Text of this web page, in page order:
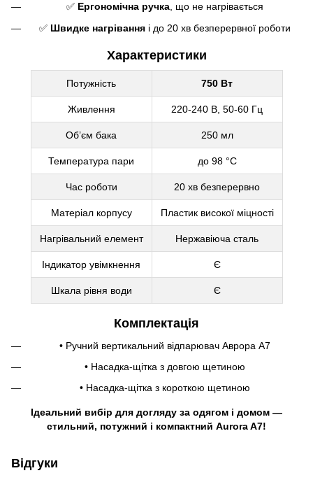
✅ Ергономічна ручка , що не нагрівається
✅ Швидке нагрівання і до 20 хв безперервної роботи
Характеристики
Потужність 750 Вт
Живлення 220-240 В, 50-60 Гц
Об’єм бака 250 мл
Температура пари до 98 °C
Час роботи 20 хв безперервно
Матеріал корпусу Пластик високої міцності
Нагрівальний елемент Нержавіюча сталь
Індикатор увімкнення Є
Шкала рівня води Є
Комплектація
• Ручний вертикальний відпарювач Аврора A7
• Насадка-щітка з довгою щетиною
• Насадка-щітка з короткою щетиною
Ідеальний вибір для догляду за одягом і домом —
стильний, потужний і компактний Aurora A7!
Відгуки